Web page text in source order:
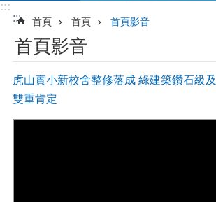
:::
:::
首頁 首頁 首頁影音
首頁影音
虎山實小新校舍整修落成 綠建築鑽石級
雙重肯定